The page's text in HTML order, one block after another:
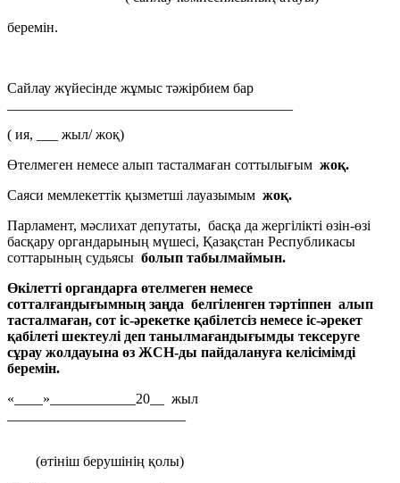
беремін.
Сайлау жүйесінде жұмыс тәжірбием бар
( ия, ___ жыл/ жоқ)
Өтелмеген немесе алып тасталмаған соттылығым жоқ.
Саяси мемлекеттік қызметші лауазымым жоқ.
Парламент, мәслихат депутаты, басқа да жергілікті өзін-өзі
басқару органдарының мүшесі, Қазақстан Республикасы
соттарының судьясы болып табылмаймын.
Өкілетті органдарға өтелмеген немесе
сотталғандығымның заңда белгіленген тәртіппен алып
тасталмаған, сот іс-әрекетке қабілетсіз немесе іс-әрекет
қабілеті шектеулі деп танылмағандығымды тексеруге
сұрау жолдауына өз ЖСН-ды пайдалануға келісімімді
беремін.
«____»____________20__ жыл
(өтініш берушінің қолы)